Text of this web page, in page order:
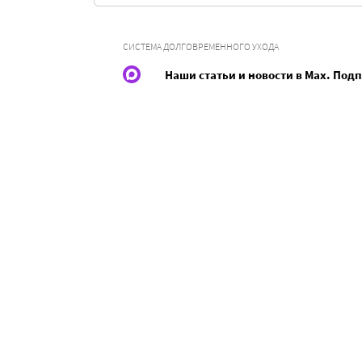
СИСТЕМА ДОЛГОВРЕМЕННОГО УХОДА
Наши статьи и новости в Max.